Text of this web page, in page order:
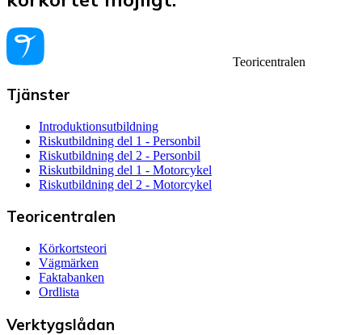
Teoricentralen
Tjänster
Introduktionsutbildning
Riskutbildning del 1 - Personbil
Riskutbildning del 2 - Personbil
Riskutbildning del 1 - Motorcykel
Riskutbildning del 2 - Motorcykel
Teoricentralen
Körkortsteori
Vägmärken
Faktabanken
Ordlista
Verktygslådan